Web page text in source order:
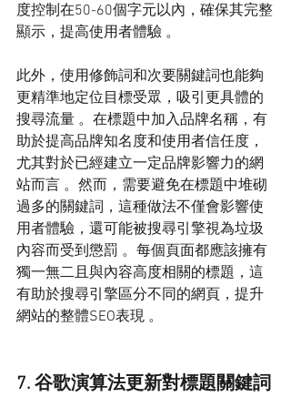
度控制在50-60個字元以內，確保其完整
顯示，提高使用者體驗 。
此外，使用修飾詞和次要關鍵詞也能夠
更精準地定位目標受眾，吸引更具體的
搜尋流量 。在標題中加入品牌名稱，有
助於提高品牌知名度和使用者信任度，
尤其對於已經建立一定品牌影響力的網
站而言 。然而，需要避免在標題中堆砌
過多的關鍵詞，這種做法不僅會影響使
用者體驗，還可能被搜尋引擎視為垃圾
內容而受到懲罰 。每個頁面都應該擁有
獨一無二且與內容高度相關的標題，這
有助於搜尋引擎區分不同的網頁，提升
網站的整體SEO表現 。
7. 谷歌演算法更新對標題關鍵詞